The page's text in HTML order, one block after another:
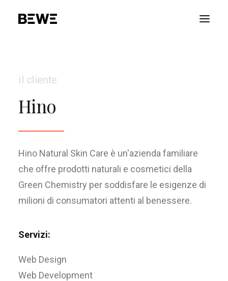
CHI SIAMO
SERVIZI
CONTATTACI
ENGLISH
il cliente
Hino
Hino Natural Skin Care è un'azienda familiare
che offre prodotti naturali e cosmetici della
Green Chemistry per soddisfare le esigenze di
milioni di consumatori attenti al benessere.
Servizi:
Web Design
Web Development